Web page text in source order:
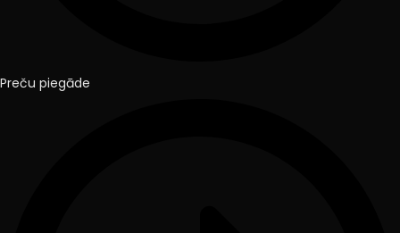
Preču piegāde